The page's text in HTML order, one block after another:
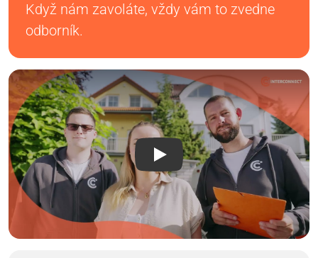
Když nám zavoláte, vždy vám to zvedne
odborník.